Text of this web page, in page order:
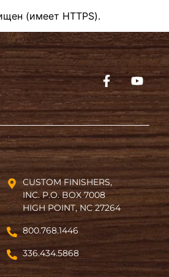
(имеет HTTPS).
CUSTOM FINISHERS,
INC. P.O. BOX 7008
HIGH POINT, NC 27264
800.768.1446
336.434.5868